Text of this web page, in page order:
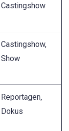
Castingshow
Castingshow,
Show
Reportagen,
Dokus